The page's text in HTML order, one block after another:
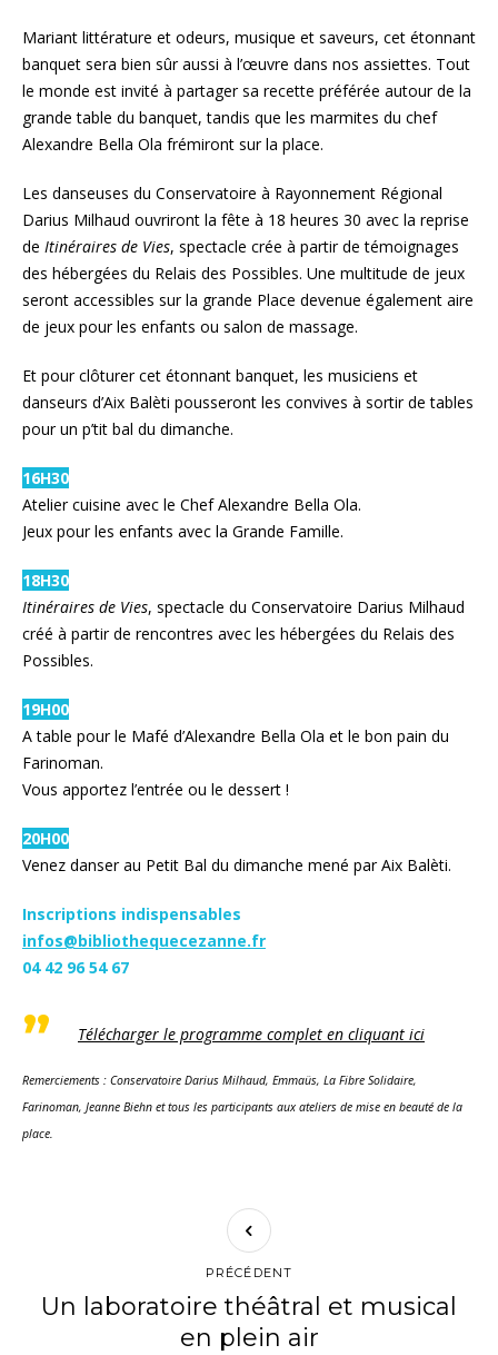
Mariant littérature et odeurs, musique et saveurs, cet étonnant
banquet sera bien sûr aussi à l’œuvre dans nos assiettes. Tout
le monde est invité à partager sa recette préférée autour de la
grande table du banquet, tandis que les marmites du chef
Alexandre Bella Ola frémiront sur la place.
Les danseuses du Conservatoire à Rayonnement Régional
Darius Milhaud ouvriront la fête à 18 heures 30 avec la reprise
de Itinéraires de Vies, spectacle crée à partir de témoignages
des hébergées du Relais des Possibles. Une multitude de jeux
seront accessibles sur la grande Place devenue également aire
de jeux pour les enfants ou salon de massage.
Et pour clôturer cet étonnant banquet, les musiciens et
danseurs d’Aix Balèti pousseront les convives à sortir de tables
pour un p’tit bal du dimanche.
16H30
Atelier cuisine avec le Chef Alexandre Bella Ola.
Jeux pour les enfants avec la Grande Famille.
18H30
Itinéraires de Vies, spectacle du Conservatoire Darius Milhaud
créé à partir de rencontres avec les hébergées du Relais des
Possibles.
19H00
A table pour le Mafé d’Alexandre Bella Ola et le bon pain du
Farinoman.
Vous apportez l’entrée ou le dessert !
20H00
Venez danser au Petit Bal du dimanche mené par Aix Balèti.
Inscriptions indispensables
infos@bibliothequecezanne.fr
04 42 96 54 67
Télécharger le programme complet en cliquant ici
Remerciements : Conservatoire Darius Milhaud, Emmaüs, La Fibre Solidaire,
Farinoman, Jeanne Biehn et tous les participants aux ateliers de mise en beauté de la
place.
Un laboratoire théâtral et musical
en plein air
PRÉCÉDENT